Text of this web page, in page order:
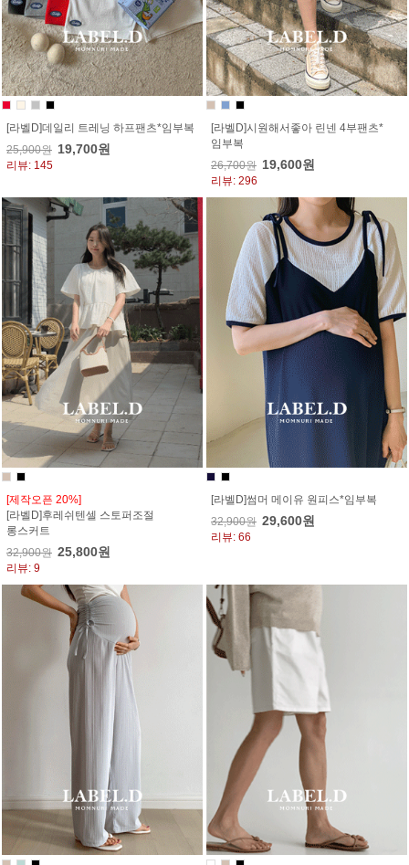
[라벨D]데일리 트레닝 하프팬츠*임부복
25,900원 19,700원
리뷰: 145
[라벨D]시원해서좋아 린넨 4부팬츠*
임부복
26,700원 19,600원
리뷰: 296
[제작오픈 20%]
[라벨D]후레쉬텐셀 스토퍼조절
롱스커트
32,900원 25,800원
리뷰: 9
[라벨D]썸머 메이유 원피스*임부복
32,900원 29,600원
리뷰: 66